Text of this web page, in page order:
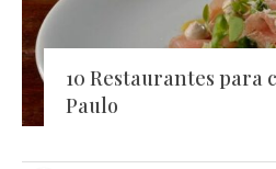
10 Restaurantes para
Paulo